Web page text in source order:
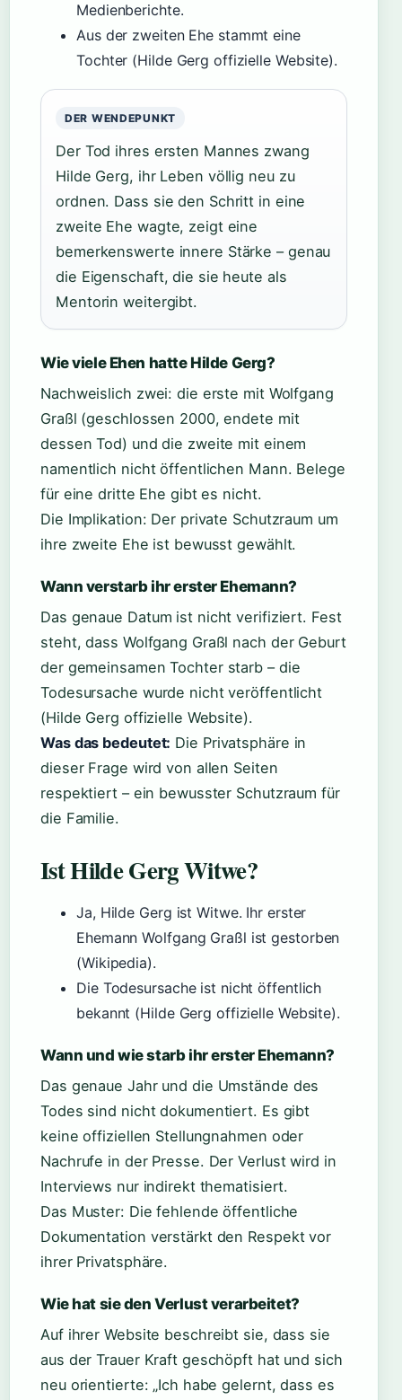
Medienberichte.
Aus der zweiten Ehe stammt eine
Tochter (Hilde Gerg offizielle Website).
DER WENDEPUNKT
Der Tod ihres ersten Mannes zwang
Hilde Gerg, ihr Leben völlig neu zu
ordnen. Dass sie den Schritt in eine
zweite Ehe wagte, zeigt eine
bemerkenswerte innere Stärke – genau
die Eigenschaft, die sie heute als
Mentorin weitergibt.
Wie viele Ehen hatte Hilde Gerg?
Nachweislich zwei: die erste mit Wolfgang
Graßl (geschlossen 2000, endete mit
dessen Tod) und die zweite mit einem
namentlich nicht öffentlichen Mann. Belege
für eine dritte Ehe gibt es nicht.
Die Implikation: Der private Schutzraum um
ihre zweite Ehe ist bewusst gewählt.
Wann verstarb ihr erster Ehemann?
Das genaue Datum ist nicht verifiziert. Fest
steht, dass Wolfgang Graßl nach der Geburt
der gemeinsamen Tochter starb – die
Todesursache wurde nicht veröffentlicht
(Hilde Gerg offizielle Website).
Was das bedeutet: Die Privatsphäre in
dieser Frage wird von allen Seiten
respektiert – ein bewusster Schutzraum für
die Familie.
Ist Hilde Gerg Witwe?
Ja, Hilde Gerg ist Witwe. Ihr erster
Ehemann Wolfgang Graßl ist gestorben
(Wikipedia).
Die Todesursache ist nicht öffentlich
bekannt (Hilde Gerg offizielle Website).
Wann und wie starb ihr erster Ehemann?
Das genaue Jahr und die Umstände des
Todes sind nicht dokumentiert. Es gibt
keine offiziellen Stellungnahmen oder
Nachrufe in der Presse. Der Verlust wird in
Interviews nur indirekt thematisiert.
Das Muster: Die fehlende öffentliche
Dokumentation verstärkt den Respekt vor
ihrer Privatsphäre.
Wie hat sie den Verlust verarbeitet?
Auf ihrer Website beschreibt sie, dass sie
aus der Trauer Kraft geschöpft hat und sich
neu orientierte: „Ich habe gelernt, dass es